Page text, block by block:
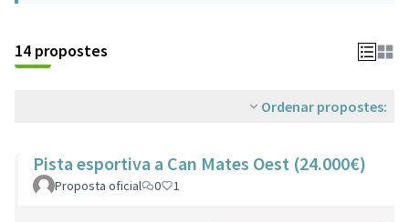
14 propostes
Ordenar propostes:
Pista esportiva a Can Mates Oest (24.000€)
Proposta oficial 0 1